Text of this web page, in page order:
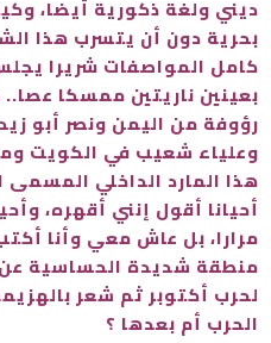
ديني ولغة ذكورية أيضا،
بحرية دون أن يتسرب هذا
كامل المواصفات شريرا
بعينين ناريتين ممسكا
رؤوفة من اليمن ونصر أبو
وعلياء شعيب في الكويت
هذا المارد الداخلي المسمى
أحيانا أقول إنني أقهره،
مرارا، بل عاش معي وأنا
منطقة شديدة الحساسية
لحرب أكتوبر ثم شعر
الحرب أم بعدها ؟